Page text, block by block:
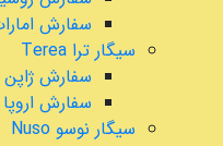
سفارش
سیگار ترا Terea
سفارش ژاپن
سفارش اروپا
سیگار نوسو Nuso